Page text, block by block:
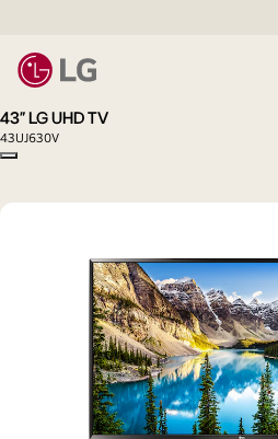
43" LG UHD TV
43UJ630V
Copy model name